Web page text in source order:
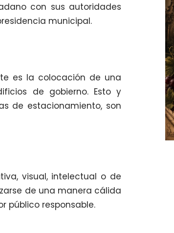
con sus autoridades
municipal.
es la colocación de una
de gobierno. Esto y
de estacionamiento, son
visual, intelectual o de
de una manera cálida
público responsable.